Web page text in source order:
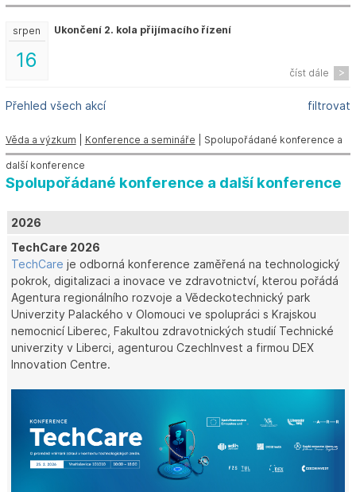
16
srpen Ukončení 2. kola přijímacího řízení
číst dále
Přehled všech akcí filtrovat
Věda a výzkum Konference a semináře | Spolupořádané konference a
další konference
Spolupořádané konference a další konference
2026
TechCare 2026
TechCare je odborná konference zaměřená na technologický
pokrok, digitalizaci a inovace ve zdravotnictví, kterou pořádá
Agentura regionálního rozvoje a Vědeckotechnický park
Univerzity Palackého v Olomouci ve spolupráci s Krajskou
nemocnicí Liberec, Fakultou zdravotnických studií Technické
univerzity v Liberci, agenturou CzechInvest a firmou DEX
Innovation Centre.